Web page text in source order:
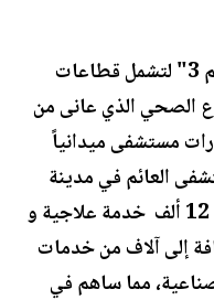
تنوعت جهود عملية "الفارس الشهم 3" لتشمل قطاعات
الصحي الذي عانى من
مستشفى ميدانياً
العائم في مدينة
العريش المصرية الذي قدم أكثر من 12 ألف خدمة علاجية و
إضافة إلى آلاف من خدمات
مما ساهم في